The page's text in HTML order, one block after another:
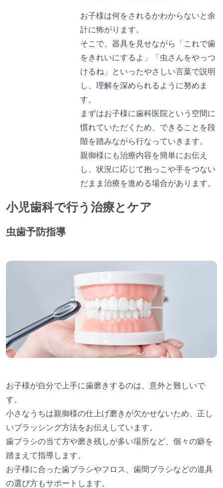
お子様は何をされるかわからないと余
計に怖がります。
そこで、器具を見せながら「これで歯
をきれいにするよ」「虫さんをやっつ
けるね」といったやさしい言葉で説明
し、理解を深められるように努めま
す。
まずはお子様に歯科医院という空間に
慣れていただくため、できることを段
階を踏みながら行なっていきます。
親御様にも治療内容を簡単にお伝え
し、状況に応じて抱っこや手をつない
だまま治療を進める場合があります。
小児歯科で行う治療とケア
虫歯予防指導
お子様が自分で上手に歯磨きするのは、意外と難しいで
す。
小さなうちは親御様の仕上げ磨きが欠かせないため、正し
いブラッシング方法をお伝えしています。
歯ブラシの当て方や磨き残しが多い場所など、個々の癖を
踏まえて指導します。
お子様に合った歯ブラシやフロス、歯間ブラシなどの道具
の選び方もサポートします。